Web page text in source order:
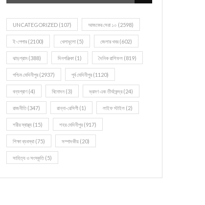
UNCATEGORIZED (107) আজকের সেরা ১০ (2598)
ই-পেপার (2100) খেলাধূলো (5) জেলার খবর (602)
ঝাড়গ্রাম (388) দিনপঞ্জিকা (1) দৈনিক রাশিফল (819)
পশ্চিম মেদিনীপুর (2937) পূর্ব মেদিনীপুর (1120)
বন্যপ্রাণ (4) বিনোদন (3) ভ্রমণ এবং তীর্থকেন্দ্র (24)
রাজনীতি(347) রান্না-রেসিপী (1) লাইফ স্টাইল (2)
শরীর স্বাস্থ্য (15) শহর মেদিনীপুর (917)
শিক্ষা ব্যবস্থা (75) সম্পাদকীয় (20)
সাহিত্য ও সংস্কৃতি(5)